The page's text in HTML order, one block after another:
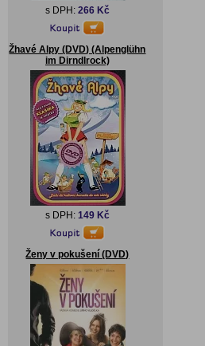
s DPH: 266 Kč
Žhavé Alpy (DVD) (Alpenglühn
im Dirndlrock)
s DPH: 149 Kč
Ženy v pokušení (DVD)